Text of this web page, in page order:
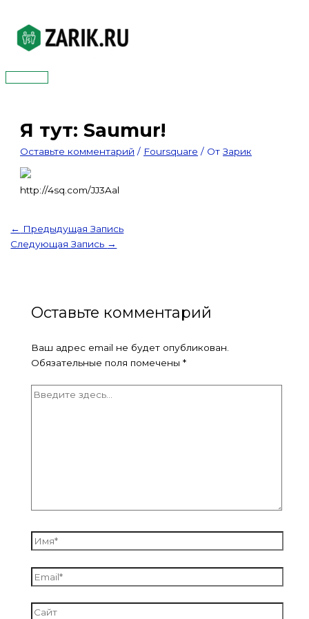
содержимому
Главное
Я тут: Saumur!
Оставьте комментарий / Foursquare / ОтЗарик
http://4sq.com/JJ3Aal
← Предыдущая Запись
Следующая Запись →
Оставьте комментарий
Ваш адрес email не будет опубликован.
Обязательные поля помечены *
Введите
Имя*
Email*
Сайт